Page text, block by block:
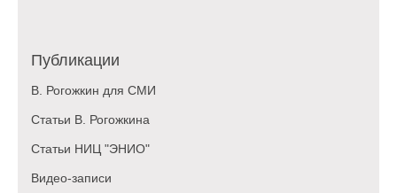
Публикации
В. Рогожкин для СМИ
Статьи В. Рогожкина
Статьи НИЦ "ЭНИО"
Видео-записи